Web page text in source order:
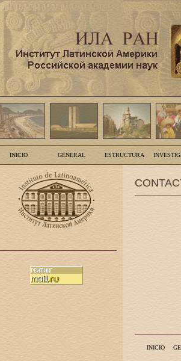
INICIO GENERAL ESTRUCTURA
INICIO